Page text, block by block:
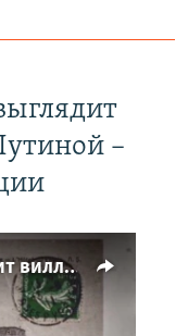
–
Домик у океана. Как выглядит вилла для Людмилы Путиной – репортаж с юга Франции